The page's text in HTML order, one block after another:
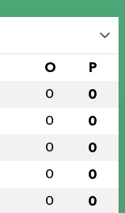
O P
0 0
0 0
0 0
0 0
0 0